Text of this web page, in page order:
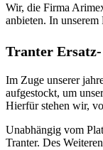
Wir, die Firma
anbieten. In
Tranter
Im Zuge unserer
aufgestockt, um
Hierfür stehen wir,
Unabhängig vom
Tranter. Des